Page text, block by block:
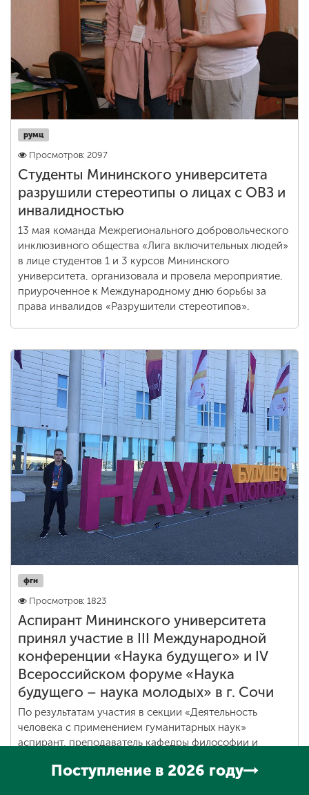
румц
Просмотров: 2097
Студенты Мининского университета
разрушили стереотипы о лицах с ОВЗ и
инвалидностью
13 мая команда Межрегионального добровольческого
инклюзивного общества «Лига включительных людей»
в лице студентов 1 и 3 курсов Мининского
университета, организовала и провела мероприятие,
приуроченное к Международному дню борьбы за
права инвалидов «Разрушители стереотипов».
фгн
Просмотров: 1823
Аспирант Мининского университета
принял участие в III Международной
конференции «Наука будущего» и IV
Всероссийском форуме «Наука
будущего – наука молодых» в г. Сочи
По результатам участия в секции «Деятельность
человека с применением гуманитарных наук»
аспирант, преподаватель кафедры философии и
дипломом за лучший стендовый доклад.
Поступление в 2026 году